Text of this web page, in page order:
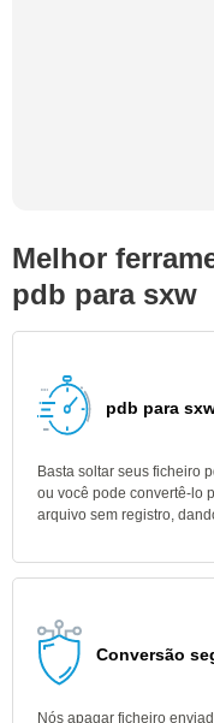
Melhor
pdb para sxw
pdb para
Basta soltar seus ficheiro
ou você pode convertê-lo
arquivo sem registro,
Conversão
Nós apagar ficheiro